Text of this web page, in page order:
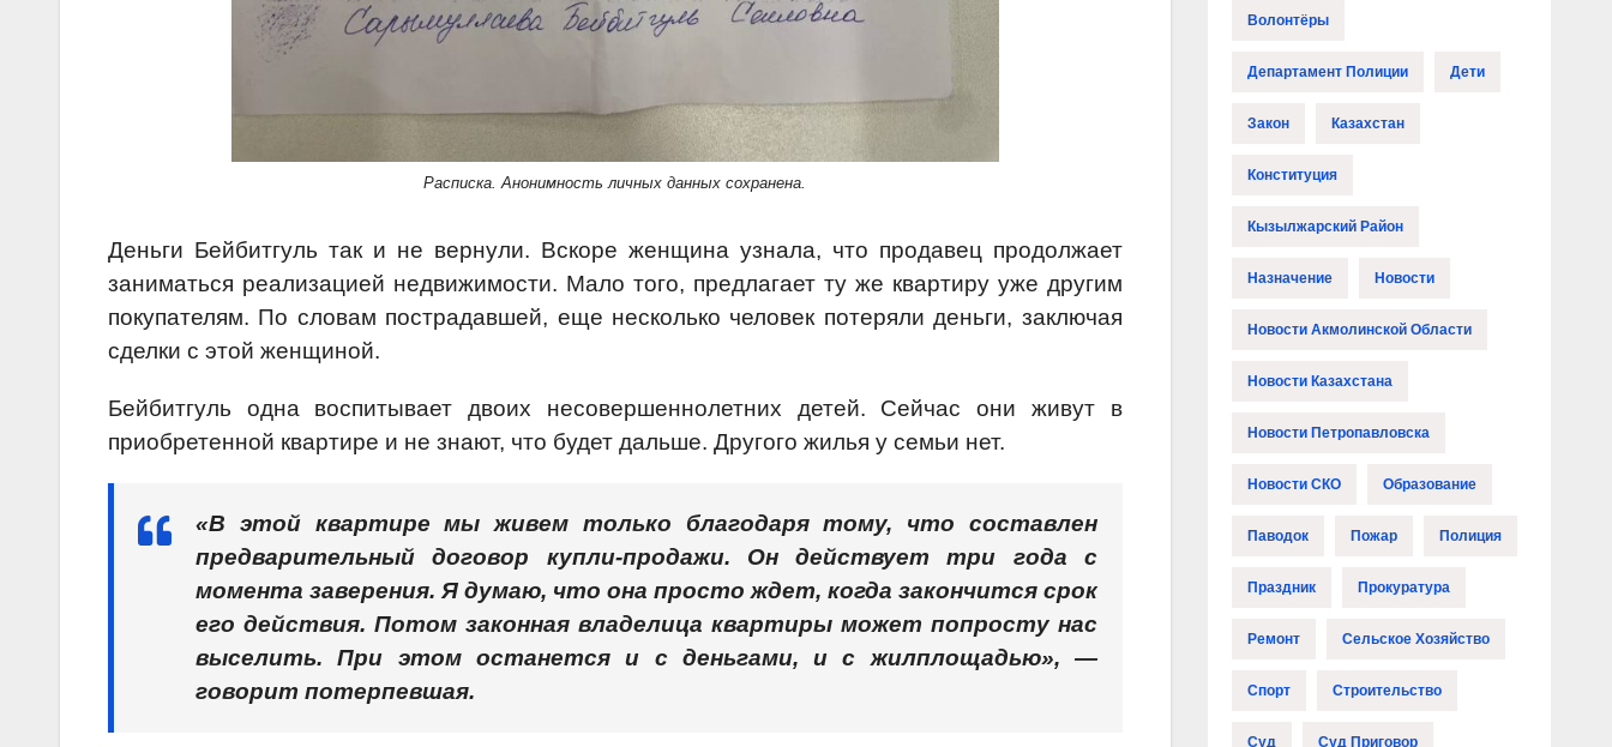
Расписка. Анонимность личных данных сохранена.
Деньги Бейбитгуль так и не вернули. Вскоре женщина узнала, что продавец продолжает
заниматься реализацией недвижимости. Мало того, предлагает ту же квартиру уже другим
покупателям. По словам пострадавшей, еще несколько человек потеряли деньги, заключая
сделки с этой женщиной.
Бейбитгуль одна воспитывает двоих несовершеннолетних детей. Сейчас они живут в
приобретенной квартире и не знают, что будет дальше. Другого жилья у семьи нет.
«В этой квартире мы живем только благодаря тому, что составлен
предварительный договор купли-продажи. Он действует три года с
момента заверения. Я думаю, что она просто ждет, когда закончится срок
его действия. Потом законная владелица квартиры может попросту нас
выселить. При этом останется и с деньгами, и с жилплощадью», —
говорит потерпевшая.
Волонтёры
Департамент Полиции Дети
Закон Казахстан
Конституция
Кызылжарский Район
Назначение Новости
Новости Акмолинской Области
Новости Казахстана
Новости Петропавловска
Новости СКО Образование
Паводок Пожар Полиция
Праздник Прокуратура
Ремонт Сельское Хозяйство
Спорт Строительство
Суд Суд Приговор